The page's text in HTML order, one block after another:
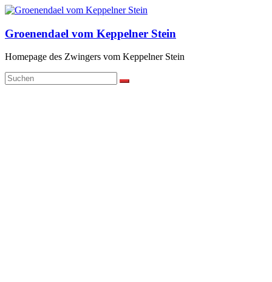
Zum
springen
Groenendael vom Keppelner Stein
Homepage des Zwingers vom Keppelner Stein